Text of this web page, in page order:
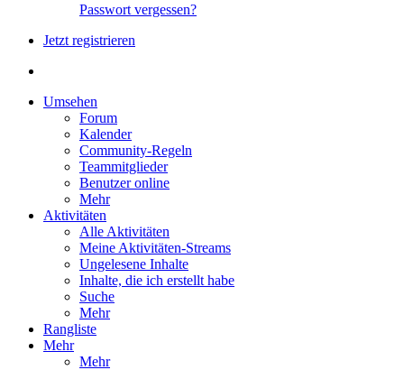
Passwort vergessen?
Jetzt registrieren
Umsehen
Forum
Kalender
Community-Regeln
Teammitglieder
Benutzer online
Mehr
Aktivitäten
Alle Aktivitäten
Meine Aktivitäten-Streams
Ungelesene Inhalte
Inhalte, die ich erstellt habe
Suche
Mehr
Rangliste
Mehr
Mehr